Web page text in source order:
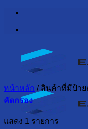
ข้าม
หน้าหลัก /สินค้าที่มีป้าย
คัดกรอง
แสดง 1 รายการ